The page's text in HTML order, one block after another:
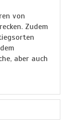
von
Zudem
aber auch